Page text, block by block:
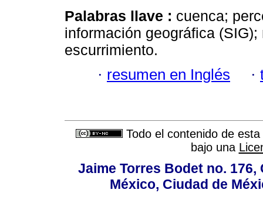
Palabras llave : cuenca;
información geográfica
escurrimiento.
· resumen en Inglés ·
Todo el contenido de
bajo una
Jaime Torres Bodet no. 176,
México, Ciudad de